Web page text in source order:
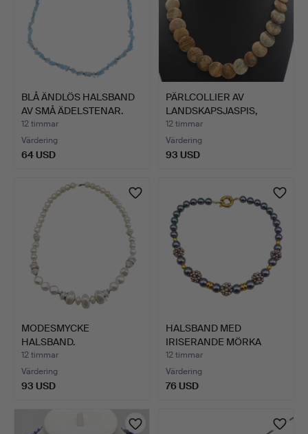
BLÅ ÄNDLÖS HALSBAND
AV SMÅ ÄDELSTENAR.
12 timmar
Värdering
64 USD
PÄRLCOLLIER AV
LANDSKAPSJASPIS,
PLATTA RUN…
12 timmar
Värdering
93 USD
MODESMYCKE
HALSBAND.
12 timmar
Värdering
93 USD
HALSBAND MED
IRISERANDE MÖRKA
PÄRLOR, MODE…
12 timmar
Värdering
76 USD